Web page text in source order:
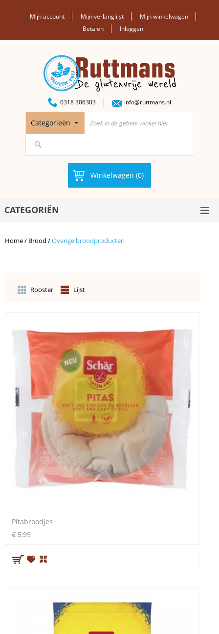
Mijn account Mijn verlanglijst
Mijn winkelwagen
Betalen
Inloggen
0318 306303 info@ruttmans.nl
Categorieën
Winkelwagen (0)
CATEGORIËN
Home/ Brood /Overige broodproducten
Rooster Lijst
Pitabroodjes
€ 5,99